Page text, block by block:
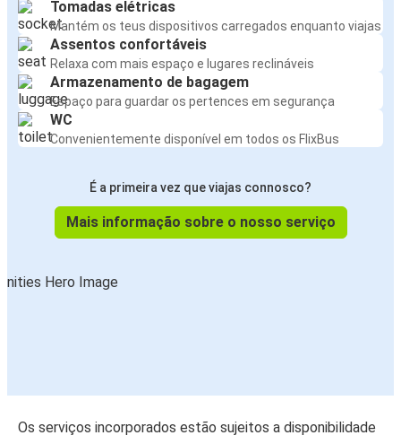
Tomadas elétricas
Mantém os teus dispositivos carregados enquanto viajas
Assentos confortáveis
Relaxa com mais espaço e lugares reclináveis
Armazenamento de bagagem
Espaço para guardar os pertences em segurança
WC
Convenientemente disponível em todos os FlixBus
É a primeira vez que viajas connosco?
Mais informação sobre o nosso serviço
Os serviços incorporados estão sujeitos a disponibilidade